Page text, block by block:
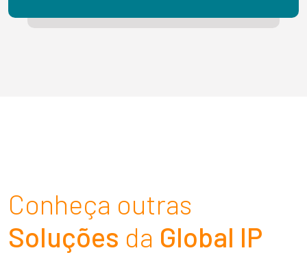
Conheça outras
Soluções da Global IP